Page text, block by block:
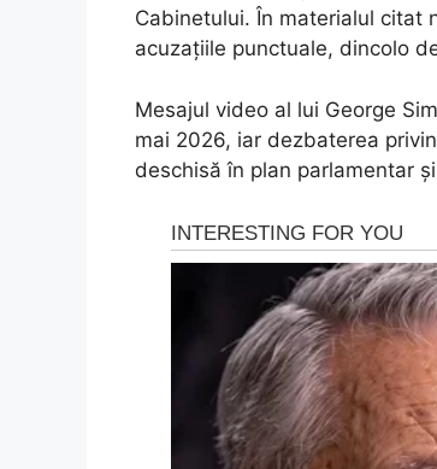
Cabinetului. În materialul citat
acuzațiile punctuale, dincolo
Mesajul video al lui George
mai 2026, iar dezbaterea
deschisă în plan parlamentar